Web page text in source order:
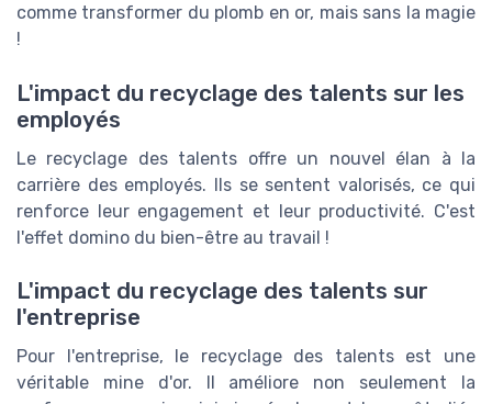
comme transformer du plomb en or, mais sans la magie
!
L'impact du recyclage des talents sur les
employés
Le recyclage des talents offre un nouvel élan à la
carrière des employés. Ils se sentent valorisés, ce qui
renforce leur engagement et leur productivité. C'est
l'effet domino du bien-être au travail !
L'impact du recyclage des talents sur
l'entreprise
Pour l'entreprise, le recyclage des talents est une
véritable mine d'or. Il améliore non seulement la